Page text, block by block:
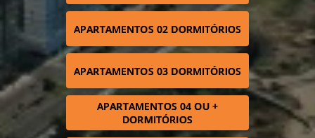
APARTAMENTOS 02 DORMITÓRIOS
APARTAMENTOS 03 DORMITÓRIOS
APARTAMENTOS 04 OU +
DORMITÓRIOS